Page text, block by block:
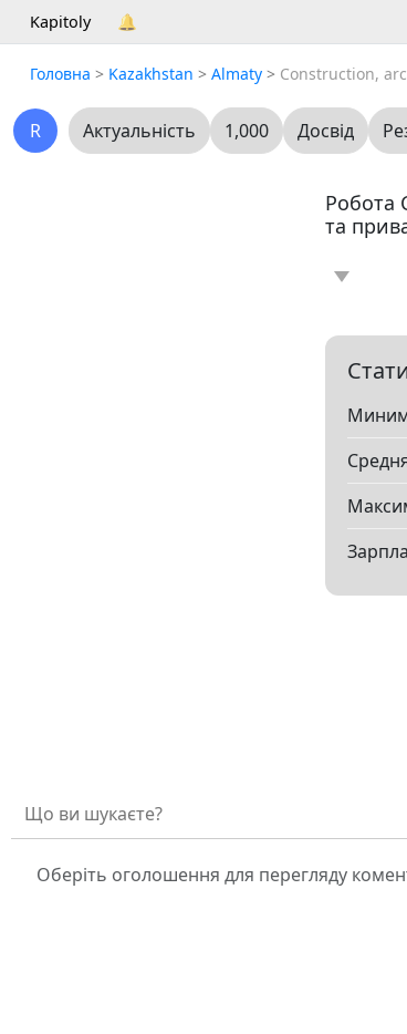
Kapitoly 🔔
Головна > Kazakhstan > Almaty > Construction,
R Актуальність 1,000 Досвід
Робота
та
Все
Оберіть оголошення для перегляду